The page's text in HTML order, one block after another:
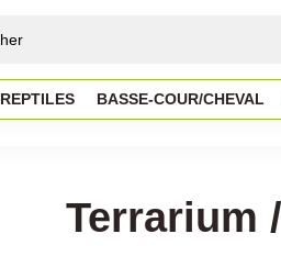
REPTILES BASSE-COUR/CHEVAL
Terrarium